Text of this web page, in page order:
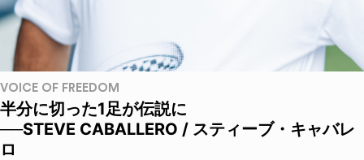
VOICE OF FREEDOM
半分に切った1足が伝説に
──STEVE CABALLERO / スティーブ・キャバレ
ロ